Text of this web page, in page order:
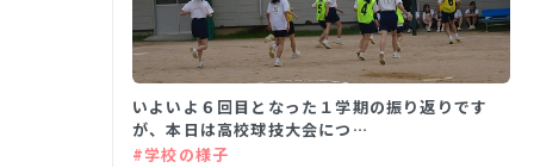
利用規約・免責事項 個人情報保護方針
SNS運用ポリシー 学校いじめ防止基本方針
いよいよ６回目となった１学期の振り返りです
が、本日は高校球技大会につ…
#学校の様子